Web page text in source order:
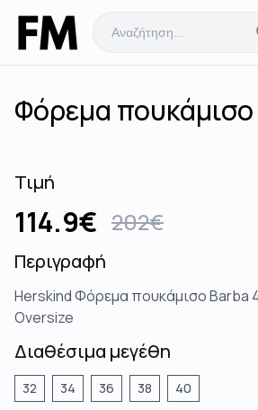
Φόρεμα
Τιμή
114.9€ 202€
Περιγραφή
Herskind Φόρεμα πουκάμισο Barba
Oversize
Διαθέσιμα μεγέθη
32 34 36 38 40